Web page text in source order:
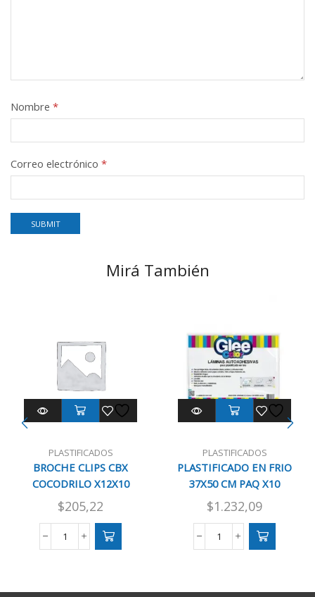
Nombre *
Correo electrónico *
Mirá También
PLASTIFICADOS
BROCHE CLIPS CBX
COCODRILO X12X10
$205,22
BROCHE
PLASTIFICADOS
PLASTIFICADO EN FRIO
37X50 CM PAQ X10
$1.232,09
PLASTIFICADO